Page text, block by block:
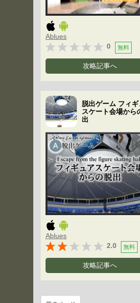
Ablues
0
無料
攻略記事へ
脱出ゲーム フィ
スケート会場から
出
Ablues
2.0
無料
攻略記事へ